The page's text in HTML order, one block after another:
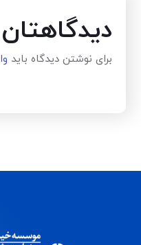
برای نوشتن دیدگاه باید